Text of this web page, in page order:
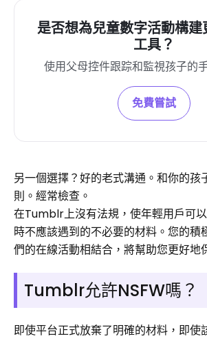
是否想為兒童數字活動構
工具？
使用父母控件跟踪和監視孩子的
免費嘗試
另一個選擇？好的老式溝通。和你的孩
則。經常檢查。
在Tumblr上沒有法規，使年輕用戶可
時不應該遇到的不必要的材料。您的積
們的在線活動相結合，將幫助您更好地
Tumblr允許NSFW嗎？
即使平台正式放棄了明確的材料，即使